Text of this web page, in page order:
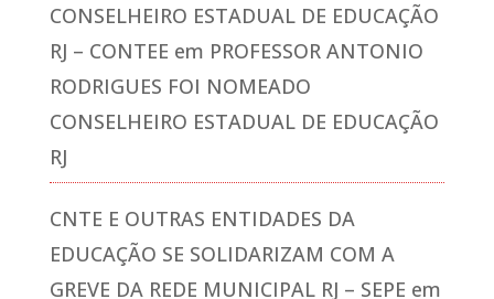
CONSELHEIRO ESTADUAL DE EDUCAÇÃO
RJ – CONTEE em PROFESSOR ANTONIO
RODRIGUES FOI NOMEADO
CONSELHEIRO ESTADUAL DE EDUCAÇÃO
RJ
CNTE E OUTRAS ENTIDADES DA
EDUCAÇÃO SE SOLIDARIZAM COM A
GREVE DA REDE MUNICIPAL RJ – SEPE em